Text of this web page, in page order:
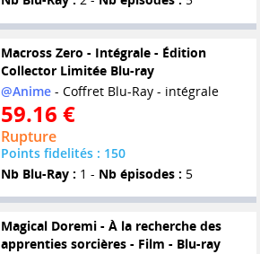
Macross Zero - Intégrale - Édition
Collector Limitée Blu-ray
@Anime- Coffret Blu-Ray - intégrale
59.16 €
Rupture
Points fidelités : 150
Nb Blu-Ray : 1 - Nb épisodes : 5
Magical Doremi - À la recherche des
apprenties sorcières - Film - Blu-ray